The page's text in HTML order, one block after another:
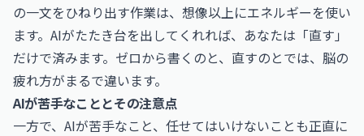
の一文をひねり出す作業は、想像以上にエネルギーを使い
ます。AIがたたき台を出してくれれば、あなたは「直す」
だけで済みます。ゼロから書くのと、直すのとでは、脳の
疲れ方がまるで違います。
AIが苦手なこととその注意点
一方で、AIが苦手なこと、任せてはいけないことも正直に